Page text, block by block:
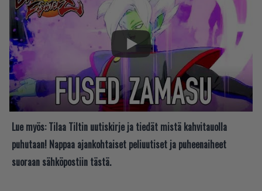
Lue myös: Tilaa Tiltin uutiskirje ja tiedät mistä kahvitauolla
puhutaan! Nappaa ajankohtaiset peliuutiset ja puheenaiheet
suoraan sähköpostiin tästä.